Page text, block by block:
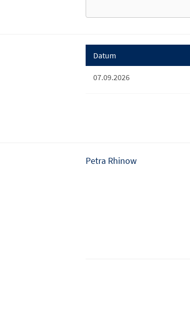
Datum
07.09.2026
Petra Rhinow